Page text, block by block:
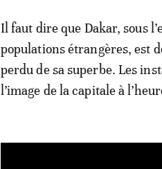
Il faut dire que Dakar, sous
populations étrangères, est
perdu de sa superbe. Les
l’image de la capitale à